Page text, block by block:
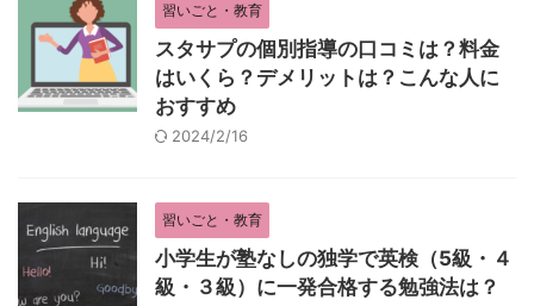
習いごと・教育
スタサプの個別指導の口コミは？料金
はいくら？デメリットは？こんな人に
おすすめ
2024/2/16
習いごと・教育
小学生が塾なしの独学で英検（5級・４
級・３級）に一発合格する勉強法は？